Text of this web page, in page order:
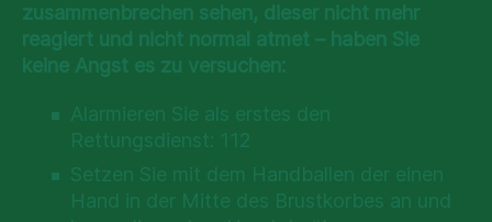
zusammenbrechen sehen, dieser nicht mehr
reagiert und nicht normal atmet – haben Sie
keine Angst es zu versuchen:
Alarmieren Sie als erstes den
Rettungsdienst: 112
Setzen Sie mit dem Handballen der einen
Hand in der Mitte des Brustkorbes an und